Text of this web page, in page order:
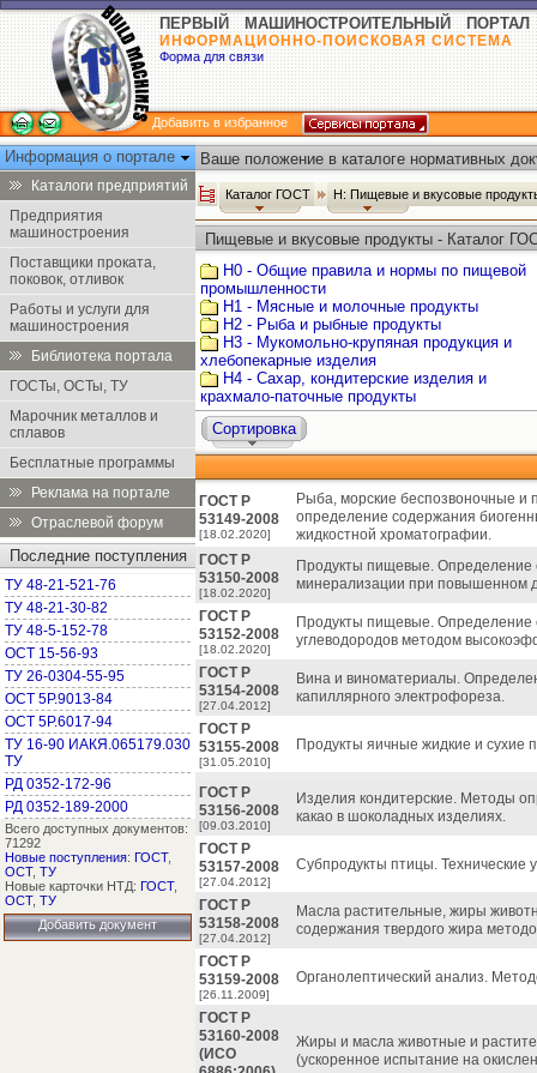
ПЕРВЫЙ МАШИНОСТРОИТЕЛЬНЫЙ ПОРТАЛ
ИНФОРМАЦИОННО-ПОИСКОВАЯ СИСТЕМА
Форма для связи
Добавить в избранное
Информация о портале
Каталоги предприятий
Предприятия
машиностроения
Поставщики проката,
поковок, отливок
Работы и услуги для
машиностроения
Библиотека портала
ГОСТы, ОСТы, ТУ
Марочник металлов и
сплавов
Бесплатные программы
Реклама на портале
Отраслевой форум
Последние поступления
ТУ 48-21-521-76
ТУ 48-21-30-82
ТУ 48-5-152-78
ОСТ 15-56-93
ТУ 26-0304-55-95
ОСТ 5Р.9013-84
ОСТ 5Р.6017-94
ТУ 16-90 ИАКЯ.065179.030
ТУ
РД 0352-172-96
РД 0352-189-2000
Всего доступных документов:
71292
Новые поступления: ГОСТ,
ОСТ, ТУ
Новые карточки НТД: ГОСТ,
ОСТ, ТУ
Добавить документ
Ваше положение в каталоге нормативных
Каталог ГОСТ Н: Пищевые и вкусовые
Пищевые и вкусовые продукты - Каталог
Н0 - Общие правила и нормы по пищевой
промышленности
Н1 - Мясные и молочные продукты
Н2 - Рыба и рыбные продукты
Н3 - Мукомольно-крупяная продукция и
хлебопекарные изделия
Н4 - Сахар, кондитерские изделия и
крахмало-паточные продукты
Сортировка
ГОСТ Р
53149-2008
[18.02.2020]
Рыба, морские беспозвоночные и
определение содержания
жидкостной хроматографии.
ГОСТ Р
53150-2008
[18.02.2020]
Продукты пищевые. Определение
минерализации при повышенном
ГОСТ Р
53152-2008
[18.02.2020]
Продукты пищевые. Определение
углеводородов методом
ГОСТ Р
53154-2008
[27.04.2012]
Вина и виноматериалы.
капиллярного электрофореза.
ГОСТ Р
53155-2008
[31.05.2010]
Продукты яичные жидкие и сухие
ГОСТ Р
53156-2008
[09.03.2010]
Изделия кондитерские. Методы
какао в шоколадных изделиях.
ГОСТ Р
53157-2008
[27.04.2012]
Субпродукты птицы. Технические
ГОСТ Р
53158-2008
[27.04.2012]
Масла растительные, жиры
содержания твердого жира
ГОСТ Р
53159-2008
[26.11.2009]
Органолептический анализ.
ГОСТ Р
53160-2008
(ИСО
Жиры и масла животные и
(ускоренное испытание на